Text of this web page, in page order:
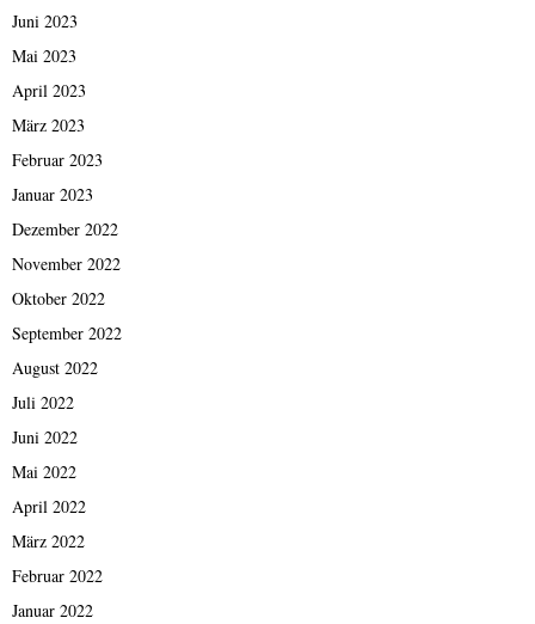
Juni 2023
Mai 2023
April 2023
März 2023
Februar 2023
Januar 2023
Dezember 2022
November 2022
Oktober 2022
September 2022
August 2022
Juli 2022
Juni 2022
Mai 2022
April 2022
März 2022
Februar 2022
Januar 2022